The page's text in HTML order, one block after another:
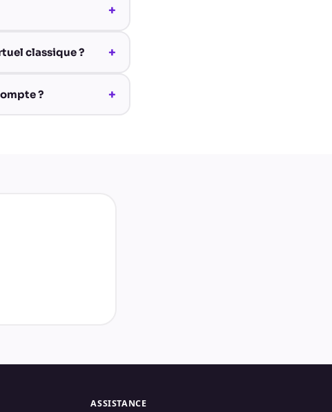
+
classique ? +
? +
ASSISTANCE